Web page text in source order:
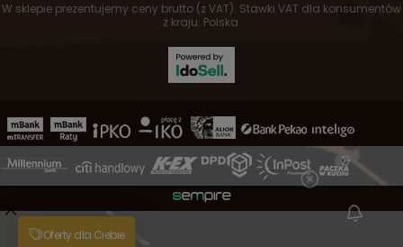
W sklepie prezentujemy ceny brutto (z VAT). Stawki VAT dla konsumentów
z kraju: Polska.